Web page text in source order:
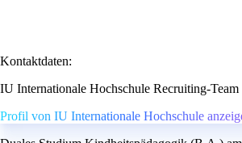
Kontaktdaten:
IU Internationale Hochschule Recruiting-Team
Profil von IU Internationale Hochschule